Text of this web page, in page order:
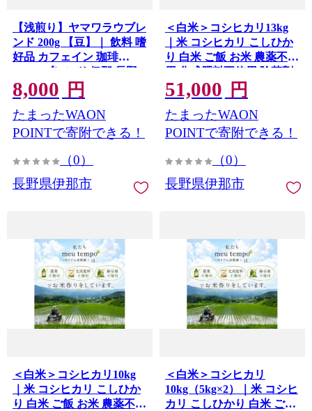
【浅煎り】ヤマワラウブレ
ンド 200g 【豆】｜ 飲料 嗜
好品 カフェイン 珈琲
coffee ブレンド 伊那 長野
信州【008-37】
8,000 円
たまったWAON
POINTで寄附できる！
（0）
長野県伊那市
＜白米＞コシヒカリ13kg
｜米 コシヒカリ こしひか
り 白米 ご飯 お米 農薬不使
用 化成肥料不使用 除草剤
不使用 伊那 伊那産 長野県
【051-10】
51,000 円
たまったWAON
POINTで寄附できる！
（0）
長野県伊那市
＜白米＞コシヒカリ10kg
｜米 コシヒカリ こしひか
り 白米 ご飯 お米 農薬不使
＜白米＞コシヒカリ
10kg（5kg×2）｜米 コシヒ
カリ こしひかり 白米 ご飯